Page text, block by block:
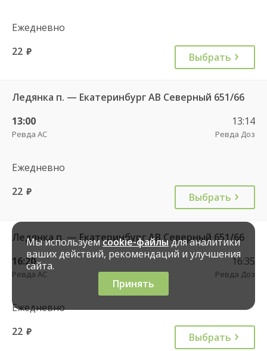
Ежедневно
22 руб. Выбрать
Ледянка п. — Екатеринбург АВ Северный 651/66
13:00
Ревда АС
13:14
Ревда Доз
Ежедневно
22 руб. Выбрать
Ледянка п. — Екатеринбург АВ Северный 651/66
16:20
Ревда АС
16:35
Ревда Доз
Ежедневно
22 руб. Выбрать
Мы используемcookie-файлыдля аналитики
ваших действий, рекомендаций и улучшения
сайта.
Принять